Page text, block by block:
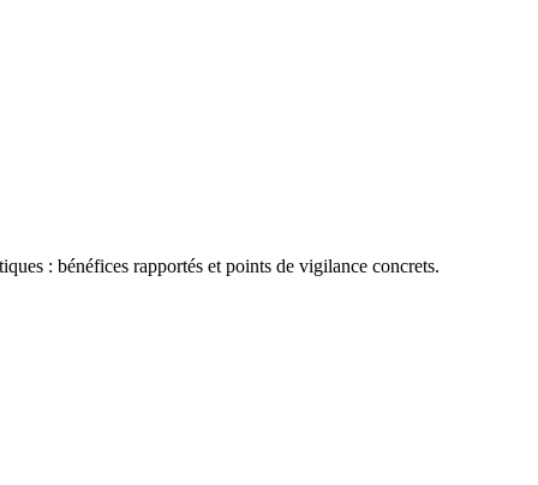
: bénéfices rapportés et points de vigilance concrets.